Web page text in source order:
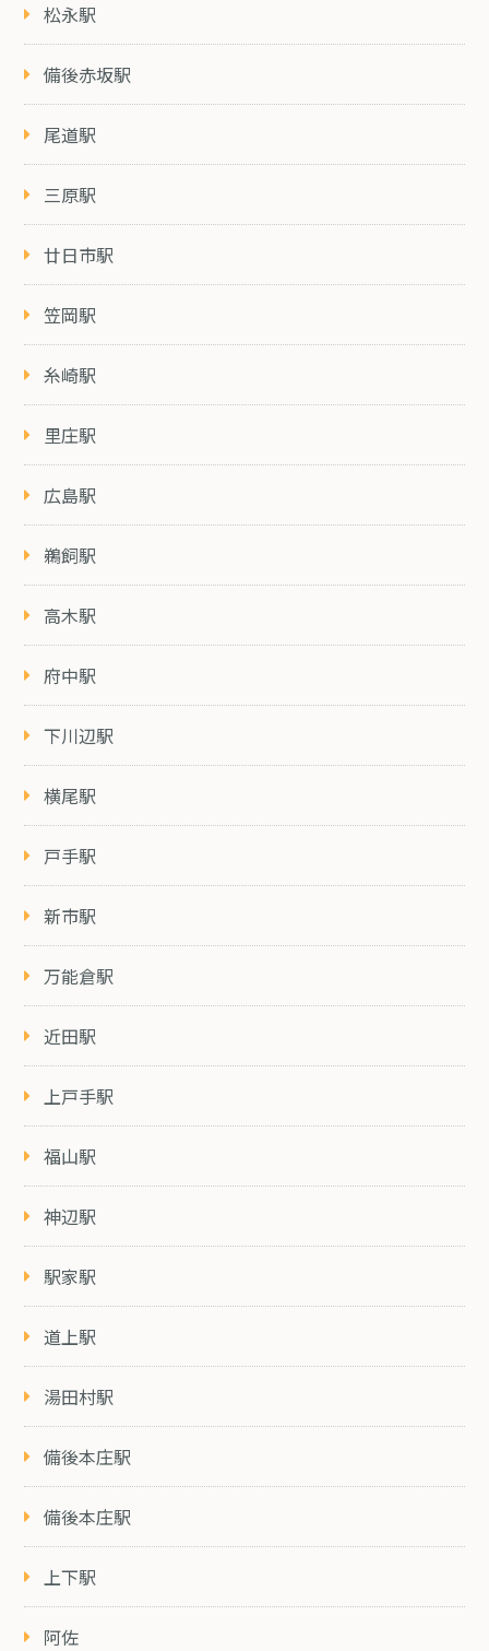
松永駅
備後赤坂駅
尾道駅
三原駅
廿日市駅
笠岡駅
糸崎駅
里庄駅
広島駅
鵜飼駅
高木駅
府中駅
下川辺駅
横尾駅
戸手駅
新市駅
万能倉駅
近田駅
上戸手駅
福山駅
神辺駅
駅家駅
道上駅
湯田村駅
備後本庄駅
備後本庄駅
上下駅
阿佐